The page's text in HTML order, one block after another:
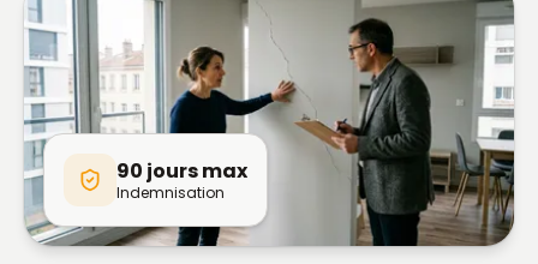
90 jours max
Indemnisation